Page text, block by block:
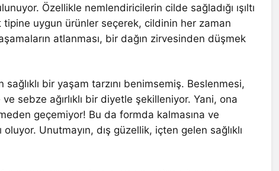
Özellikle nemlendiricilerin cilde sağladığı ışıltı
uygun ürünler seçerek, cildinin her zaman
atlanması, bir dağın zirvesinden düşmek
sağlıklı bir yaşam tarzını benimsemiş. Beslenmesi,
sebze ağırlıklı bir diyetle şekilleniyor. Yani, ona
geçemiyor! Bu da formda kalmasına ve
Unutmayın, dış güzellik, içten gelen sağlıklı